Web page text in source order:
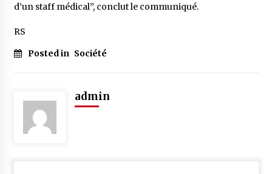
5 ans ago
d’un staff médical”, conclut le communiqué.
RS
Posted in Société
admin